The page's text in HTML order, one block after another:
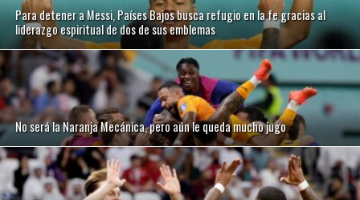
Para detener a Messi, Países Bajos busca refugio en la fe gracias al
liderazgo espiritual de dos de sus emblemas
No será la Naranja Mecánica, pero aún le queda mucho jugo